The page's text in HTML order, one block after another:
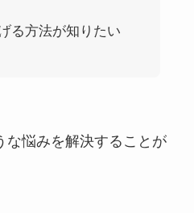
る方法が知りたい
な悩みを解決することが